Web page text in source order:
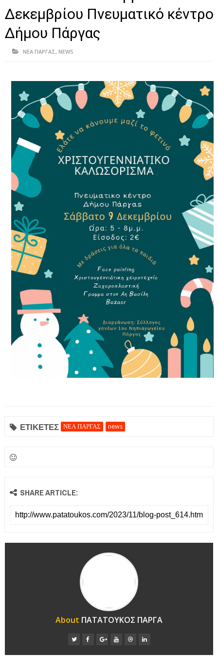
ΠΡΕΒΕΖΑ
ΑΡΤΑ
ΙΟΝΙΑ ΝΗΣΙΑ
ΚΑΙ ΕΛΛΑΔΑ
ΥΓΕΙΑ-ΟΜΟΡΦΙΑ
ΠΟΛΙΤΙΣΜΟΣ
ΠΕΡΙΒΑΛΛΟΝ
ΤΕΧΝΟΛΟΓΙΑ
ΔΙΕΘΝΗ
ΕΦΗΜΕΡΙΔΑ Η ΠΑΡΓΑ
ΠΛΗΡΟΦΟΡΙΕΣ
Δεκεμβρίου Πνευματικό κέντρο
Δήμου Πάργας
ΝΕΑ ΠΑΡΓΑΣ, NEWS
ΕΤΙΚΕΤΕΣ ΝΕΑ ΠΑΡΓΑΣ news
SHARE ARTICLE:
About ΠΑΤΑΤΟΥΚΟΣ ΠΑΡΓΑ